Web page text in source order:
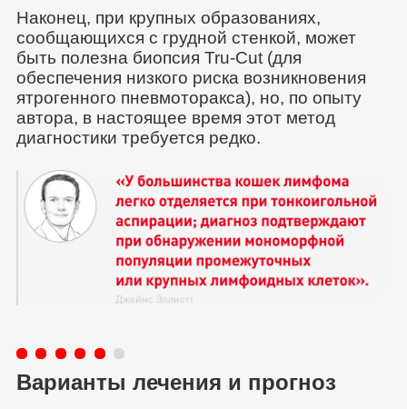
Наконец, при крупных образованиях,
сообщающихся с грудной стенкой, может
быть полезна биопсия Tru-Cut (для
обеспечения низкого риска возникновения
ятрогенного пневмоторакса), но, по опыту
автора, в настоящее время этот метод
диагностики требуется редко.
Варианты лечения и прогноз